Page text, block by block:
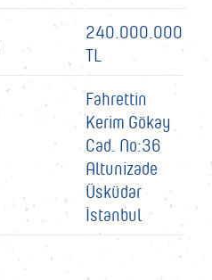
240.000.000
TL
Fahrettin
Kerim Gökay
Cad. No:36
Altunizade
Üsküdar
İstanbul